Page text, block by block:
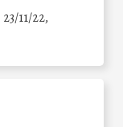
11/22,